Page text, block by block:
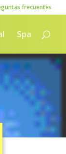
frecuentes
Spa